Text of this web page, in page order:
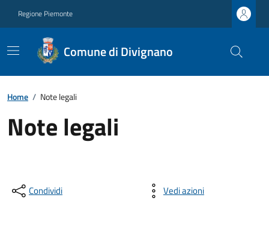
Regione Piemonte
Comune di Divignano
Home / Note legali
Note legali
Condividi Vedi azioni